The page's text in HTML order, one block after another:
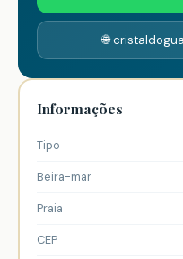
🌐
Informações
Tipo
Beira-mar
Praia
CEP